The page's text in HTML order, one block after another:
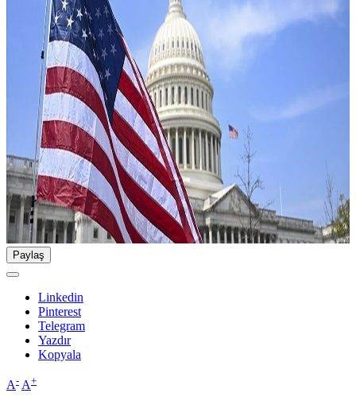
Paylaş
Linkedin
Pinterest
Telegram
Yazdır
Kopyala
A- A+